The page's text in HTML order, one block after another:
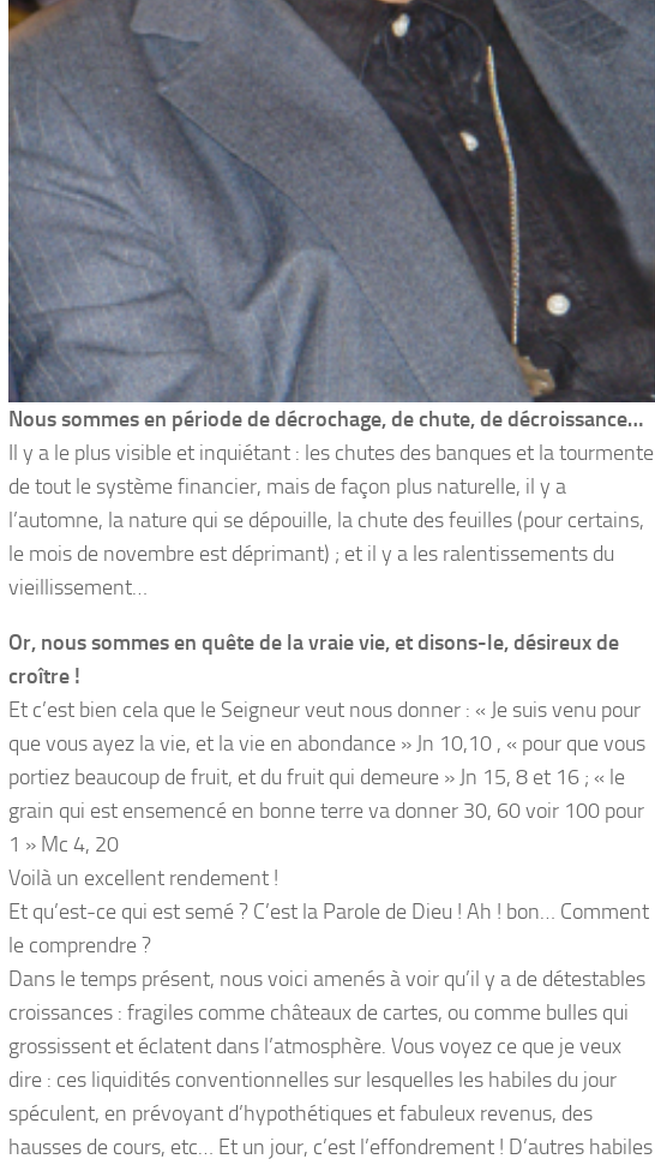
Nous sommes en période de décrochage, de chute, de décroissance…
Il y a le plus visible et inquiétant : les chutes des banques et la tourmente
de tout le système financier, mais de façon plus naturelle, il y a
l’automne, la nature qui se dépouille, la chute des feuilles (pour certains,
le mois de novembre est déprimant) ; et il y a les ralentissements du
vieillissement…
Or, nous sommes en quête de la vraie vie, et disons-le, désireux de
croître !
Et c’est bien cela que le Seigneur veut nous donner : « Je suis venu pour
que vous ayez la vie, et la vie en abondance » Jn 10,10 , « pour que vous
portiez beaucoup de fruit, et du fruit qui demeure » Jn 15, 8 et 16 ; « le
grain qui est ensemencé en bonne terre va donner 30, 60 voir 100 pour
1 » Mc 4, 20
Voilà un excellent rendement !
Et qu’est-ce qui est semé ? C’est la Parole de Dieu ! Ah ! bon… Comment
le comprendre ?
Dans le temps présent, nous voici amenés à voir qu’il y a de détestables
croissances : fragiles comme châteaux de cartes, ou comme bulles qui
grossissent et éclatent dans l’atmosphère. Vous voyez ce que je veux
dire : ces liquidités conventionnelles sur lesquelles les habiles du jour
spéculent, en prévoyant d’hypothétiques et fabuleux revenus, des
hausses de cours, etc… Et un jour, c’est l’effondrement ! D’autres habiles